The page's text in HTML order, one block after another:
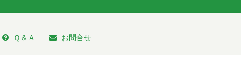
Ｑ＆Ａ お問合せ